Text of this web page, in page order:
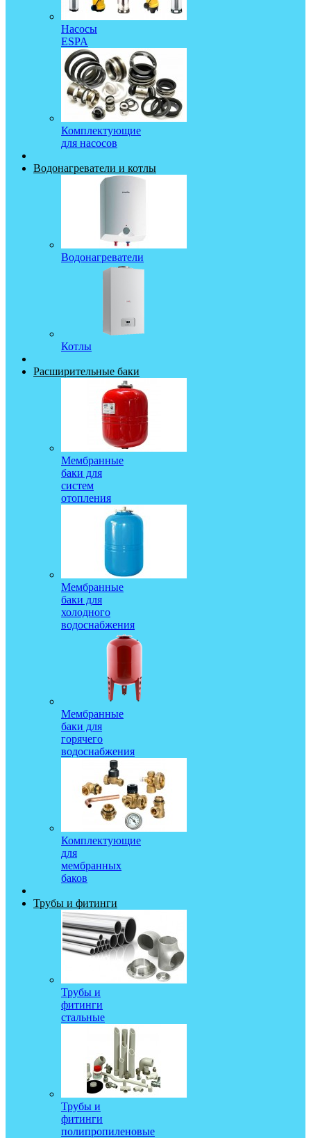
Насосы
ESPA
Комплектующие
для насосов
Водонагреватели и котлы
Водонагреватели
Котлы
Расширительные баки
Мембранные
баки для
систем
отопления
Мембранные
баки для
холодного
водоснабжения
Мембранные
баки для
горячего
водоснабжения
Комплектующие
для
мембранных
баков
Трубы и фитинги
Трубы и
фитинги
стальные
Трубы и
фитинги
полипропиленовые